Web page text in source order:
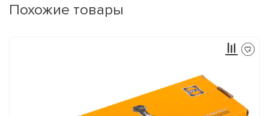
Похожие товары